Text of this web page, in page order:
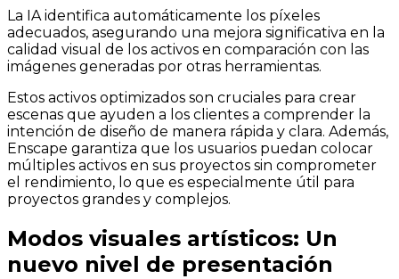
La IA identifica automáticamente los píxeles
adecuados, asegurando una mejora significativa en la
calidad visual de los activos en comparación con las
imágenes generadas por otras herramientas.
Estos activos optimizados son cruciales para crear
escenas que ayuden a los clientes a comprender la
intención de diseño de manera rápida y clara. Además,
Enscape garantiza que los usuarios puedan colocar
múltiples activos en sus proyectos sin comprometer
el rendimiento, lo que es especialmente útil para
proyectos grandes y complejos.
Modos visuales artísticos: Un
nuevo nivel de presentación